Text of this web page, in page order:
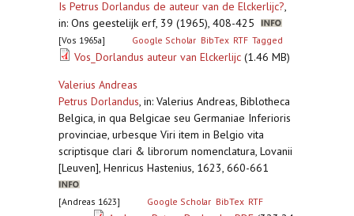
Is Petrus Dorlandus de auteur van de Elckerlijc?,
in: Ons geestelijk erf, 39 (1965), 408-425
[Vos 1965a] Google Scholar BibTex RTF Tagged
Vos_Dorlandus auteur van Elckerlijc (1.46 MB)
Valerius Andreas
Petrus Dorlandus, in: Valerius Andreas, Biblotheca
Belgica, in qua Belgicae seu Germaniae Inferioris
provinciae, urbesque Viri item in Belgio vita
scriptisque clari & librorum nomenclatura, Lovanii
[Leuven], Henricus Hastenius, 1623, 660-661
[Andreas 1623] Google Scholar BibTex RTF